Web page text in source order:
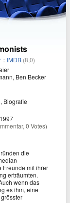
:: IMDB (8,0)
Ben Becker
Biografie
0 Votes)
die
Freunde mit ihrer
erträumten.
wenn das
es ihm, eine